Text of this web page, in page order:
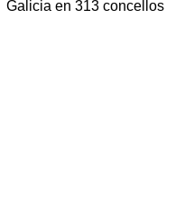
Galicia en 313 concellos